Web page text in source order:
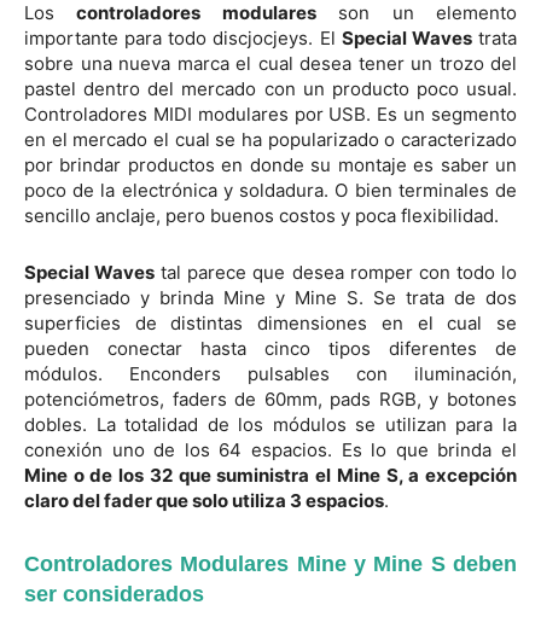
Loscontroladores modularesson un elemento
importante para todo discjocjeys. El Special Wavestrata
sobre una nueva marca el cual desea tener un trozo del
pastel dentro del mercado con un producto poco usual.
Controladores MIDI modulares por USB. Es un segmento
en el mercado el cual se ha popularizado o caracterizado
por brindar productos en donde su montaje es saber un
poco de la electrónica y soldadura. O bien terminales de
sencillo anclaje, pero buenos costos y poca flexibilidad.
Special Waves tal parece que desea romper con todo lo
presenciado y brinda Mine y Mine S. Se trata de dos
superficies de distintas dimensiones en el cual se
pueden conectar hasta cinco tipos diferentes de
módulos. Enconders pulsables con iluminación,
potenciómetros, faders de 60mm, pads RGB, y botones
dobles. La totalidad de los módulos se utilizan para la
conexión uno de los 64 espacios. Es lo que brinda el
Mine o de los 32 que suministra el Mine S, a excepción
claro del fader que solo utiliza 3 espacios.
Controladores Modulares Mine y Mine S deben
ser considerados